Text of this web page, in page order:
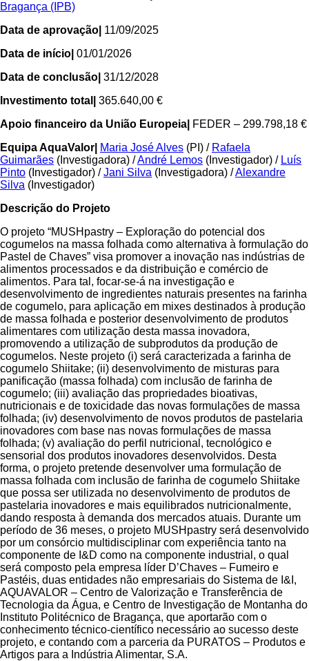
Bragança (IPB)
Data de aprovação| 11/09/2025
Data de início| 01/01/2026
Data de conclusão| 31/12/2028
Investimento total|
365.640,00 €
Apoio financeiro da União Europeia| FEDER – 299.798,18 €
Equipa AquaValor| Maria José Alves (PI) / Rafaela
Guimarães (Investigadora) /André Lemos (Investigador) / Luís
Pinto (Investigador) /Jani Silva (Investigadora) /Alexandre
Silva (Investigador)
Descrição do Projeto
O projeto “MUSHpastry – Exploração do potencial dos
cogumelos na massa folhada como alternativa à formulação do
Pastel de Chaves” visa promover a inovação nas indústrias de
alimentos processados e da distribuição e comércio de
alimentos. Para tal, focar-se-á na investigação e
desenvolvimento de ingredientes naturais presentes na farinha
de cogumelo, para aplicação em mixes destinados à produção
de massa folhada e posterior desenvolvimento de produtos
alimentares com utilização desta massa inovadora,
promovendo a utilização de subprodutos da produção de
cogumelos. Neste projeto (i) será caracterizada a farinha de
cogumelo Shiitake; (ii) desenvolvimento de misturas para
panificação (massa folhada) com inclusão de farinha de
cogumelo; (iii) avaliação das propriedades bioativas,
nutricionais e de toxicidade das novas formulações de massa
folhada; (iv) desenvolvimento de novos produtos de pastelaria
inovadores com base nas novas formulações de massa
folhada; (v) avaliação do perfil nutricional, tecnológico e
sensorial dos produtos inovadores desenvolvidos. Desta
forma, o projeto pretende desenvolver uma formulação de
massa folhada com inclusão de farinha de cogumelo Shiitake
que possa ser utilizada no desenvolvimento de produtos de
pastelaria inovadores e mais equilibrados nutricionalmente,
dando resposta à demanda dos mercados atuais. Durante um
período de 36 meses, o projeto MUSHpastry será desenvolvido
por um consórcio multidisciplinar com experiência tanto na
componente de I&D como na componente industrial, o qual
será composto pela empresa líder D’Chaves – Fumeiro e
Pastéis, duas entidades não empresariais do Sistema de I&I,
AQUAVALOR – Centro de Valorização e Transferência de
Tecnologia da Água, e Centro de Investigação de Montanha do
Instituto Politécnico de Bragança, que aportarão com o
conhecimento técnico-científico necessário ao sucesso deste
projeto, e contando com a parceria da PURATOS – Produtos e
Artigos para a Indústria Alimentar, S.A.